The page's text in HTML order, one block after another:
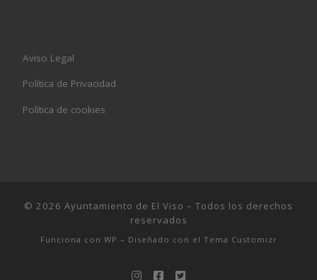
Aviso Legal
Política de Privacidad
Política de cookies
© 2026 Ayuntamiento de El Viso – Todos los derechos
reservados
Funciona con WP – Diseñado con el Tema Customizr